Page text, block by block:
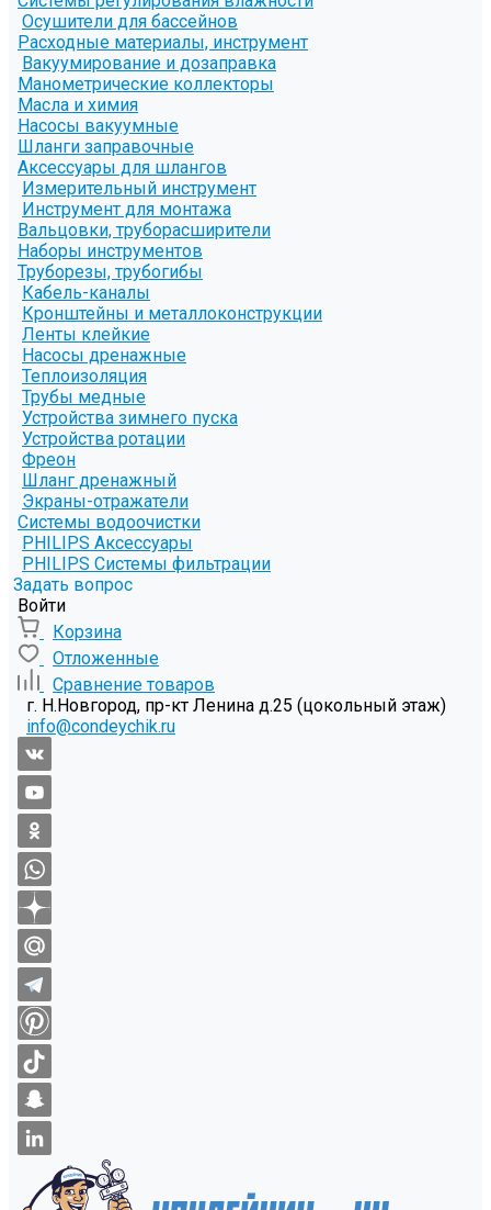
Осушители для бассейнов
Расходные материалы, инструмент
Вакуумирование и дозаправка
Манометрические коллекторы
Масла и химия
Насосы вакуумные
Шланги заправочные
Аксессуары для шлангов
Измерительный инструмент
Инструмент для монтажа
Вальцовки, труборасширители
Наборы инструментов
Труборезы, трубогибы
Кабель-каналы
Кронштейны и металлоконструкции
Ленты клейкие
Насосы дренажные
Теплоизоляция
Трубы медные
Устройства зимнего пуска
Устройства ротации
Фреон
Шланг дренажный
Экраны-отражатели
Системы водоочистки
PHILIPS Аксессуары
PHILIPS Системы фильтрации
Задать вопрос
Войти
Корзина
Отложенные
Сравнение товаров
г. Н.Новгород, пр-кт Ленина д.25 (цокольный этаж)
info@condeychik.ru